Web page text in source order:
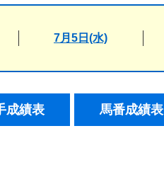
7月5日(水)
成績表 馬番成績表